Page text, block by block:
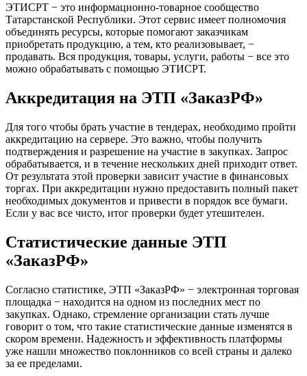
ЭТИСРТ − это информационно-товарное сообщество
Татарстанской Республики. Этот сервис имеет полномочия
объединять ресурсы, которые помогают заказчикам
приобретать продукцию, а тем, кто реализовывает, −
продавать. Вся продукция, товары, услуги, работы − все это
можно обрабатывать с помощью ЭТИСРТ.
Аккредитация на ЭТП «ЗаказРФ»
Для того чтобы брать участие в тендерах, необходимо пройти
аккредитацию на сервере. Это важно, чтобы получить
подтверждения и разрешение на участие в закупках. Запрос
обрабатывается, и в течение нескольких дней приходит ответ.
От результата этой проверки зависит участие в финансовых
торгах. При аккредитации нужно предоставить полный пакет
необходимых документов и привести в порядок все бумаги.
Если у вас все чисто, итог проверки будет утешителен.
Статистические данные ЭТП
«ЗаказРФ»
Согласно статистике, ЭТП «ЗаказРФ» − электронная торговая
площадка − находится на одном из последних мест по
закупках. Однако, стремление организации стать лучше
говорит о том, что такие статистические данные изменятся в
скором времени. Надежность и эффективность платформы
уже нашли множество поклонников со всей страны и далеко
за ее пределами.